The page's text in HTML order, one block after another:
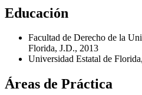
Educación
Facultad de Derecho de la
Florida, J.D., 2013
Universidad Estatal de
Áreas de Práctica